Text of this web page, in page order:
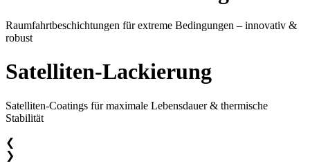
Raumfahrtbeschichtungen für extreme Bedingungen – innovativ &
robust
Satelliten-Lackierung
Satelliten-Coatings für maximale Lebensdauer & thermische
Stabilität
❮
❯